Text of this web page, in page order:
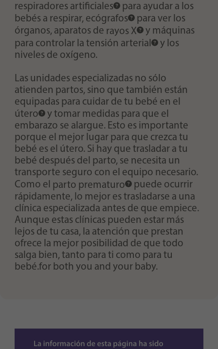
respiradores artificiales
para ayudar a los
bebés a respirar, ecógrafos
para ver los
órganos, aparatos de rayos X
y máquinas
para controlar la tensión arterial
y los
niveles de oxígeno.
Las unidades especializadas no sólo
atienden partos, sino que también están
equipadas para cuidar de tu bebé en el
útero
y tomar medidas para que el
embarazo se alargue. Esto es importante
porque el mejor lugar para que crezca tu
bebé es el útero. Si hay que trasladar a tu
bebé después del parto, se necesita un
transporte seguro con el equipo necesario.
Como el parto prematuro
puede ocurrir
rápidamente, lo mejor es trasladarse a una
clínica especializada antes de que empiece.
Aunque estas clínicas pueden estar más
lejos de tu casa, la atención que prestan
ofrece la mejor posibilidad de que todo
salga bien, tanto para ti como para tu
bebé.for both you and your baby.